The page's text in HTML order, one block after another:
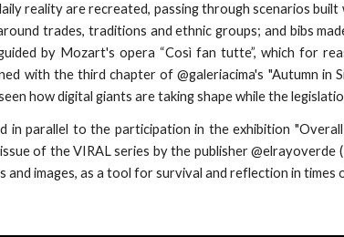
reality are recreated, passing through scenarios
trades, traditions and ethnic groups; and bibs
by Mozart's opera “Così fan tutte”, which for
with the third chapter of @galeriacima's "Autumn
how digital giants are taking shape while the
in parallel to the participation in the exhibition
of the VIRAL series by the publisher
and images, as a tool for survival and reflection in